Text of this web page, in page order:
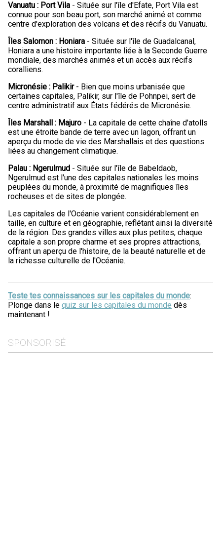
Vanuatu : Port Vila - Située sur l'île d'Efate, Port Vila est
connue pour son beau port, son marché animé et comme
centre d'exploration des volcans et des récifs du Vanuatu.
Îles Salomon : Honiara - Située sur l'île de Guadalcanal,
Honiara a une histoire importante liée à la Seconde Guerre
mondiale, des marchés animés et un accès aux récifs
coralliens.
Micronésie : Palikir- Bien que moins urbanisée que
certaines capitales, Palikir, sur l'île de Pohnpei, sert de
centre administratif aux États fédérés de Micronésie.
Îles Marshall : Majuro - La capitale de cette chaîne d'atolls
est une étroite bande de terre avec un lagon, offrant un
aperçu du mode de vie des Marshallais et des questions
liées au changement climatique.
Palau : Ngerulmud - Située sur l'île de Babeldaob,
Ngerulmud est l'une des capitales nationales les moins
peuplées du monde, à proximité de magnifiques îles
rocheuses et de sites de plongée.
Les capitales de l'Océanie varient considérablement en
taille, en culture et en géographie, reflétant ainsi la diversité
de la région. Des grandes villes aux plus petites, chaque
capitale a son propre charme et ses propres attractions,
offrant un aperçu de l'histoire, de la beauté naturelle et de
la richesse culturelle de l'Océanie.
Teste tes connaissances sur les capitales du monde:
Plonge dans le quiz sur les capitales du monde dès
maintenant !
SPONSORISÉ